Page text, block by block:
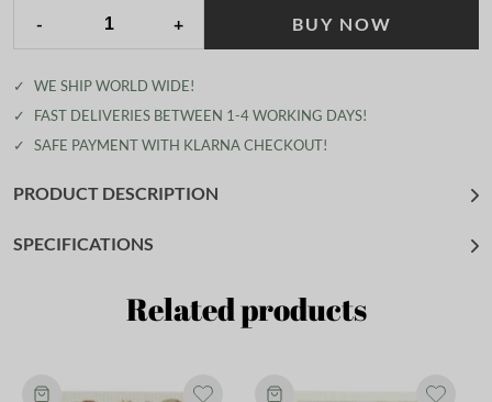
- + BUY NOW
✓
WE SHIP WORLD WIDE!
✓
FAST DELIVERIES BETWEEN 1-4 WORKING DAYS!
✓
SAFE PAYMENT WITH KLARNA CHECKOUT!
PRODUCT DESCRIPTION
SPECIFICATIONS
Related products